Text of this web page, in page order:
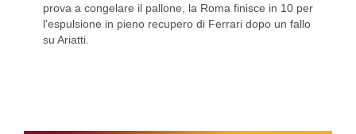
prova a congelare il pallone, la Roma finisce in 10 per
l'espulsione in pieno recupero di Ferrari dopo un fallo
su Ariatti.